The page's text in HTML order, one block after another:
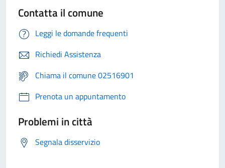
Contatta il comune
Leggi le domande frequenti
Richiedi Assistenza
Chiama il comune 02516901
Prenota un appuntamento
Problemi in città
Segnala disservizio